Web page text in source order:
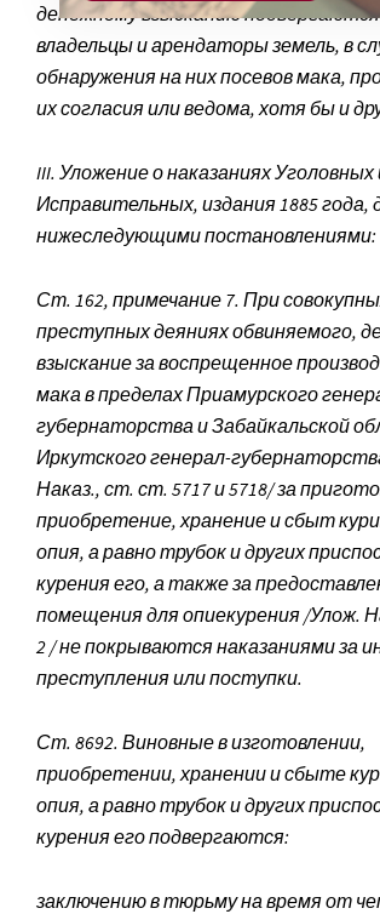
денежному взысканию
владельцы и арендаторы земель, в
обнаружения на них посевов мака,
их согласия или ведома, хотя бы и
III. Уложение о наказаниях Уголовных
Исправительных, издания 1885 года,
нижеследующими постановлениями:
Ст. 162, примечание 7. При
преступных деяниях обвиняемого,
взыскание за воспрещенное
мака в пределах Приамурского
губернаторства и Забайкальской
Иркутского генерал-
Наказ., ст. ст. 5717 и 5718/ за
приобретение, хранение и сбыт
опия, а равно трубок и других
курения его, а также за
помещения для опиекурения /Улож.
2 / не покрываются наказаниями за
преступления или поступки.
Ст. 8692. Виновные в изготовлении,
приобретении, хранении и сбыте
опия, а равно трубок и других
курения его подвергаются:
заключению в тюрьму на время от